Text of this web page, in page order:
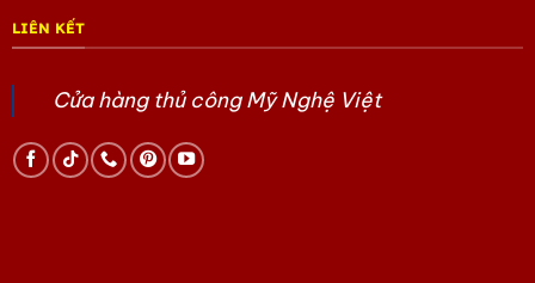
LIÊN KẾT
Cửa hàng thủ công Mỹ Nghệ Việt